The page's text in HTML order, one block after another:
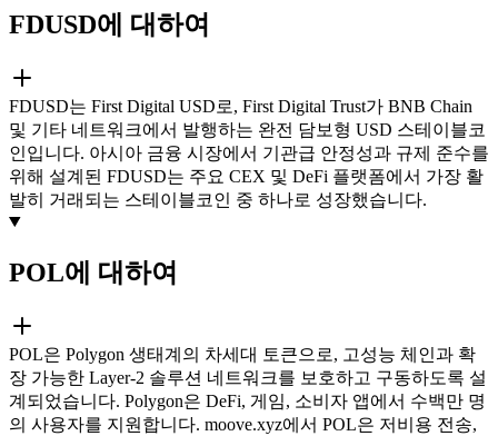
FDUSD에 대하여
FDUSD는 First Digital USD로, First Digital Trust가 BNB Chain
및 기타 네트워크에서 발행하는 완전 담보형 USD 스테이블코
인입니다. 아시아 금융 시장에서 기관급 안정성과 규제 준수를
위해 설계된 FDUSD는 주요 CEX 및 DeFi 플랫폼에서 가장 활
발히 거래되는 스테이블코인 중 하나로 성장했습니다.
POL에 대하여
POL은 Polygon 생태계의 차세대 토큰으로, 고성능 체인과 확
장 가능한 Layer-2 솔루션 네트워크를 보호하고 구동하도록 설
계되었습니다. Polygon은 DeFi, 게임, 소비자 앱에서 수백만 명
의 사용자를 지원합니다. moove.xyz에서 POL은 저비용 전송,